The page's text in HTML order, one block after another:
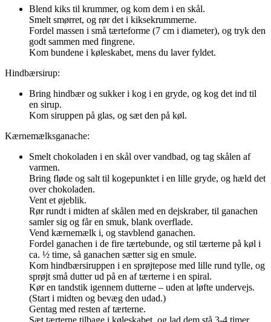
Blend kiks til krummer, og kom dem i en skål.
Smelt smørret, og rør det i kiksekrummerne.
Fordel massen i små tærteforme (7 cm i diameter), og tryk den
godt sammen med fingrene.
Kom bundene i køleskabet, mens du laver fyldet.
Hindbærsirup:
Bring hindbær og sukker i kog i en gryde, og kog det ind til
en sirup.
Kom siruppen på glas, og sæt den på køl.
Kærnemælksganache:
Smelt chokoladen i en skål over vandbad, og tag skålen af
varmen.
Bring fløde og salt til kogepunktet i en lille gryde, og hæld det
over chokoladen.
Vent et øjeblik.
Rør rundt i midten af skålen med en dejskraber, til ganachen
samler sig og får en smuk, blank overflade.
Vend kærnemælk i, og stavblend ganachen.
Fordel ganachen i de fire tærtebunde, og stil tærterne på køl i
ca. ½ time, så ganachen sætter sig en smule.
Kom hindbærsiruppen i en sprøjtepose med lille rund tylle, og
sprøjt små dutter ud på en af tærterne i en spiral.
Kør en tandstik igennem dutterne – uden at løfte undervejs.
(Start i midten og bevæg den udad.)
Gentag med resten af tærterne.
Sæt tærterne tilbage i køleskabet, og lad dem stå 3-4 timer